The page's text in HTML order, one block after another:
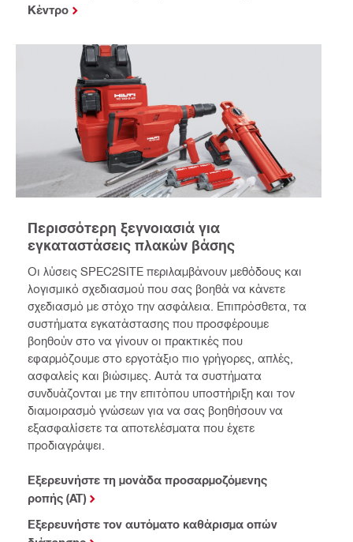
Κέντρο
Περισσότερη ξεγνοιασιά για
εγκαταστάσεις πλακών βάσης
Οι λύσεις SPEC2SITE περιλαμβάνουν μεθόδους και
λογισμικό σχεδιασμού που σας βοηθά να κάνετε
σχεδιασμό με στόχο την ασφάλεια. Επιπρόσθετα, τα
συστήματα εγκατάστασης που προσφέρουμε
βοηθούν στο να γίνουν οι πρακτικές που
εφαρμόζουμε στο εργοτάξιο πιο γρήγορες, απλές,
ασφαλείς και βιώσιμες. Αυτά τα συστήματα
συνδυάζονται με την επιτόπου υποστήριξη και τον
διαμοιρασμό γνώσεων για να σας βοηθήσουν να
εξασφαλίσετε τα αποτελέσματα που έχετε
προδιαγράψει.
Εξερευνήστε τη μονάδα προσαρμοζόμενης
ροπής (AT)
Εξερευνήστε τον αυτόματο καθάρισμα οπών